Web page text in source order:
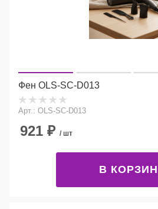
Фен OLS-SC-D013
Арт.: OLS-SC-D013
921 ₽ / шт
В